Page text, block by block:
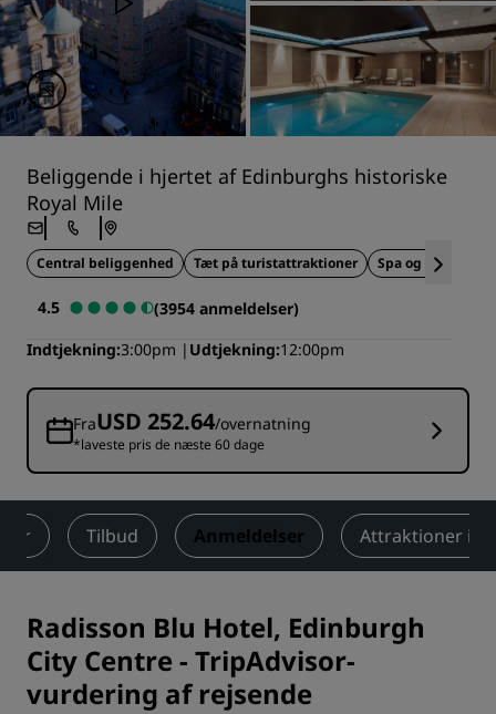
Beliggende i hjertet af Edinburghs historiske
Royal Mile
Central beliggenhed Tæt på turistattraktioner Spa og wellness
4.5
(3954 anmeldelser)
Indtjekning 3:00pm Udtjekning 12:00pm
FraUSD 252.64/overnatning
*laveste pris de næste 60 dage
Tilbud Anmeldelser Attraktioner i
Radisson Blu Hotel, Edinburgh
City Centre - TripAdvisor-
vurdering af rejsende